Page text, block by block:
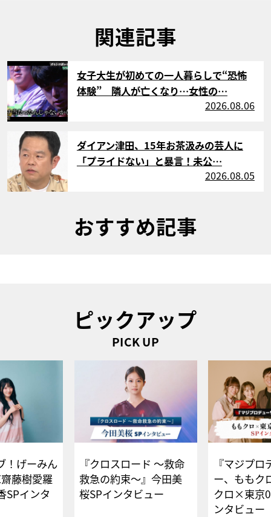
関連記事
サムネイル
女子大生が初めての一人暮らしで“恐怖
体験” 隣人が亡くなり…女性の…
2026.08.06
ダイアン津田、15年お茶汲みの芸人に
「プライドない」と暴言！未公…
2026.08.05
おすすめ記事
ピックアップ
PICK UP
！げーみん
藤樹愛羅
SPインタ
『クロスロード ～救命
救急の約束～』今田美
桜SPインタビュー
『マジプロ
ー、ももク
クロ×東京
ンタビュー